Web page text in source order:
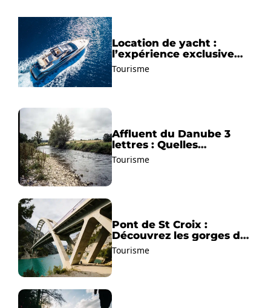
Location de yacht :
l’expérience exclusive
pour découvrir la
Méditerranée autrement
Tourisme
Affluent du Danube 3
lettres : Quelles
solutions trouver ?
Tourisme
Pont de St Croix :
Découvrez les gorges du
Verdon !
Tourisme